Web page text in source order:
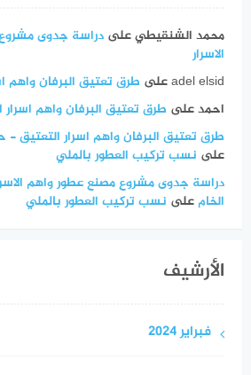
محمد الشنقيطيعلى دراسة جدوى
الاسرار
adel elsidعلى طرق تعتيق البرفان واهم
احمدعلى طرق تعتيق البرفان واهم اسرار
طرق تعتيق البرفان واهم اسرار التعتيق -
على نسب تركيب العطور بالملي
دراسة جدوى مشروع مصنع عطور واهم
الخامعلى نسب تركيب العطور بالملي
الأرشيف
فبراير 2024